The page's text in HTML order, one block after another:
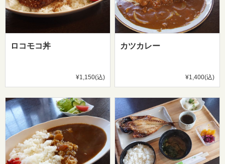
ロコモコ丼
¥1,150(込)
カツカレー
¥1,400(込)